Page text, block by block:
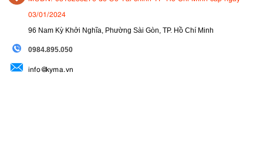
03/01/2024
96 Nam Kỳ Khởi Nghĩa, Phường Sài Gòn, TP. Hồ Chí Minh
0984.895.050
info@kyma.vn